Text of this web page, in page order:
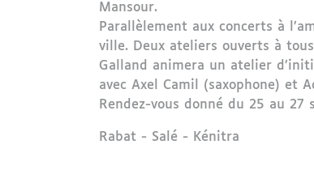
Mansour.
Parallèlement aux concerts à
ville. Deux ateliers ouverts à
Galland animera un atelier
avec Axel Camil (saxophone) et
Rendez-vous donné du 25 au
Région
Rabat - Salé - Kénitra